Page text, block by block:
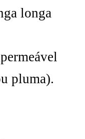
longa
pluma).